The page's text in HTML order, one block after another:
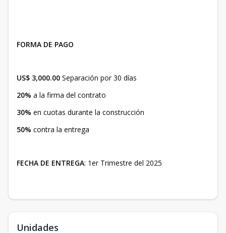
FORMA DE PAGO
US$ 3,000.00 Separación por 30 días
20% a la firma del contrato
30% en cuotas durante la construcción
50% contra la entrega
FECHA DE ENTREGA: 1er Trimestre del 2025
Unidades